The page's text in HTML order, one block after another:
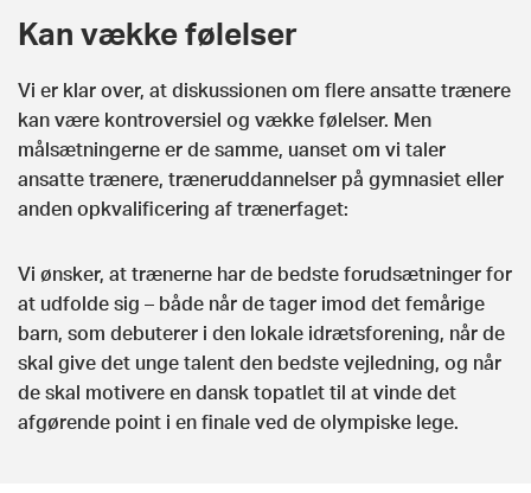
Kan vække følelser
Vi er klar over, at diskussionen om flere ansatte trænere
kan være kontroversiel og vække følelser. Men
målsætningerne er de samme, uanset om vi taler
ansatte trænere, træneruddannelser på gymnasiet eller
anden opkvalificering af trænerfaget:
Vi ønsker, at trænerne har de bedste forudsætninger for
at udfolde sig – både når de tager imod det femårige
barn, som debuterer i den lokale idrætsforening, når de
skal give det unge talent den bedste vejledning, og når
de skal motivere en dansk topatlet til at vinde det
afgørende point i en finale ved de olympiske lege.